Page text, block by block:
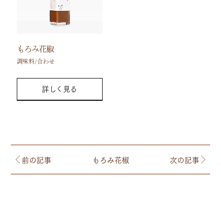
もろみ花椒
調味料/合わせ
詳しく見る
前の記事 もろみ花椒 次の記事